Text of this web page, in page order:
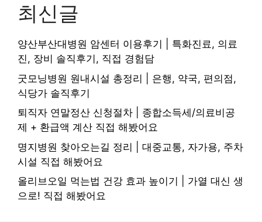
최신글
양산부산대병원 암센터 이용후기 | 특화진료, 의료
진, 장비 솔직후기, 직접 경험담
굿모닝병원 원내시설 총정리 | 은행, 약국, 편의점,
식당가 솔직후기
퇴직자 연말정산 신청절차 | 종합소득세/의료비공
제 + 환급액 계산 직접 해봤어요
명지병원 찾아오는길 정리 | 대중교통, 자가용, 주차
시설 직접 해봤어요
올리브오일 먹는법 건강 효과 높이기 | 가열 대신 생
으로! 직접 해봤어요